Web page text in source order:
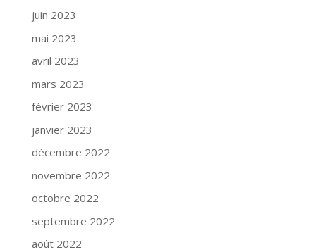
juin 2023
mai 2023
avril 2023
mars 2023
février 2023
janvier 2023
décembre 2022
novembre 2022
octobre 2022
septembre 2022
août 2022